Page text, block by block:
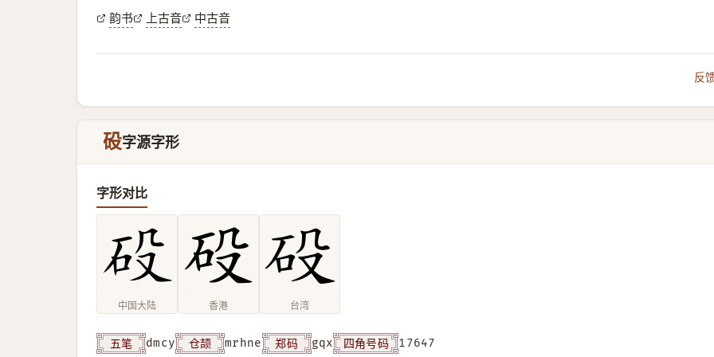
韵书 上古音 中古音
反
砓字源字形
字形对比
中国大陆 香港 台湾
五笔 dmcy 仓颉 mrhne 郑码 gqx 四角号码 17647